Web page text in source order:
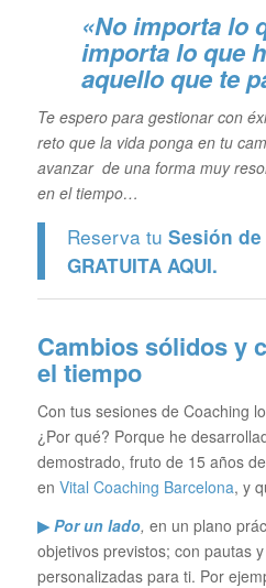
«No importa lo
importa lo que
aquello que te
Te espero para gestionar con
reto que la vida ponga en tu
avanzar de una forma muy
en el tiempo…
Reserva tu Sesión
GRATUITA AQUI.
Cambios sólidos y
el tiempo
Con tus sesiones de Coaching
¿Por qué? Porque he
demostrado, fruto de 15 años
en Vital Coaching Barcelona, y
▶Por un lado, en un plano
objetivos previstos; con pautas
personalizadas para ti. Por